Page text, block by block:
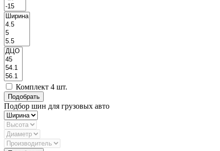
Комплект 4 шт.
Подбор шин для грузовых авто